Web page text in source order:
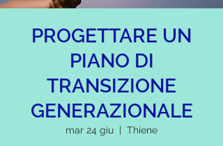
PROGETTARE UN
PIANO DI
TRANSIZIONE
GENERAZIONALE
mar 24 giu Thiene